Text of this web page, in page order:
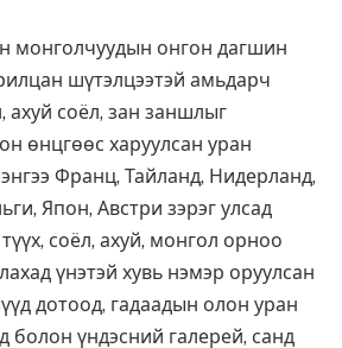
монголчуудын онгон дагшин
шүтэлцээтэй амьдарч
ахуй соёл, зан заншлыг
өнцгөөс харуулсан уран
Франц, Тайланд, Нидерланд,
Япон, Австри зэрэг улсад
соёл, ахуй, монгол орноо
үнэтэй хувь нэмэр оруулсан
дотоод, гадаадын олон уран
болон үндэсний галерей, санд